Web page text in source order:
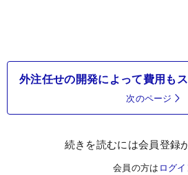
外注任せの開発によって費用も
次のページ
続きを読むには会員登録
会員の方は ログ